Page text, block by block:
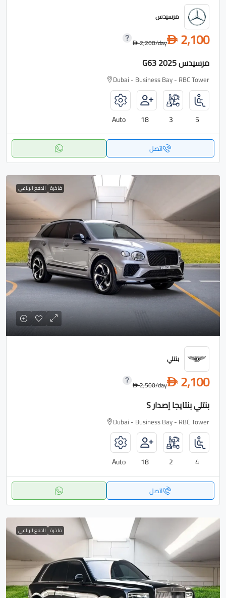
مرسيدس
D 2,100
D2,200/day
مرسيدس G63 2025
Dubai - Business Bay - RBC Tower
5
3
18
Auto
اتصل
فاخرة الدفع الرباعي
بنتلي
D 2,100
D2,500/day
بنتلي بنتايجا إصدار S
Dubai - Business Bay - RBC Tower
4
2
18
Auto
اتصل
فاخرة الدفع الرباعي